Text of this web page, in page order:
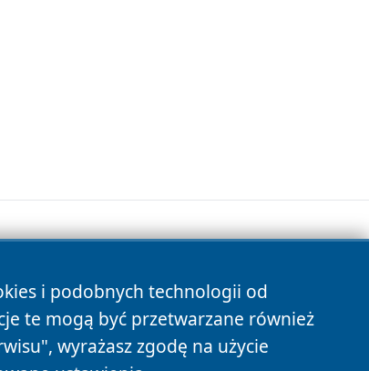
i podobnych technologii od
te mogą być przetwarzane również
wyrażasz zgodę na użycie